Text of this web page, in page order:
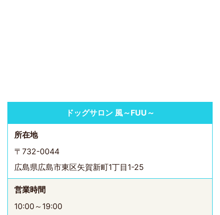
ドッグサロン 風～FUU～
所在地
〒732-0044
広島県広島市東区矢賀新町1丁目1-25
営業時間
10:00～19:00